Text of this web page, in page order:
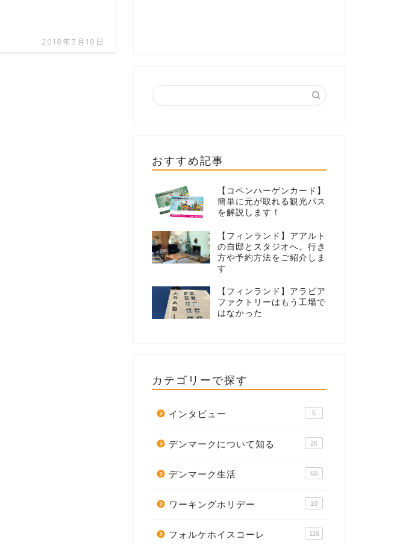
2018年3月18日
おすすめ記事
【コペンハーゲンカード】
簡単に元が取れる観光パス
を解説します！
【フィンランド】アアルト
の自邸とスタジオへ。行き
方や予約方法をご紹介しま
す
【フィンランド】アラビア
ファクトリーはもう工場で
はなかった
カテゴリーで探す
インタビュー 5
デンマークについて知る 26
デンマーク生活 65
ワーキングホリデー 10
フォルケホイスコーレ 116